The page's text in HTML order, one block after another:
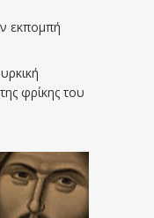
εκπομπή
φρίκης του